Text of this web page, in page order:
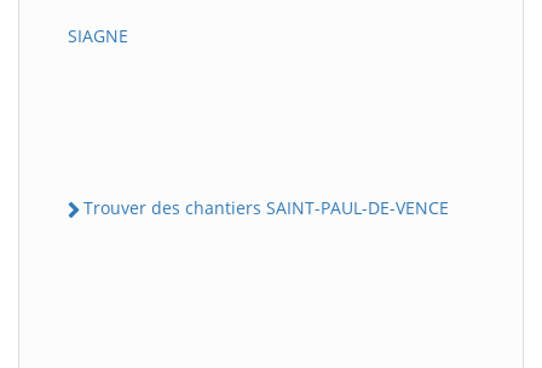
SIAGNE
Trouver des chantiers SAINT-PAUL-DE-VENCE